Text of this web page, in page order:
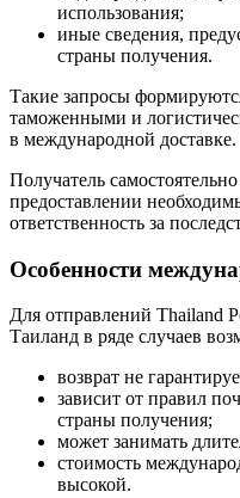
использования;
иные сведения,
страны получения.
Такие запросы
таможенными и
в международной доставке.
Получатель
предоставлении
ответственность за
Особенности
Для отправлений Thailand
Таиланд в ряде случаев
возврат не
зависит от правил
страны получения;
может занимать
стоимость
высокой.